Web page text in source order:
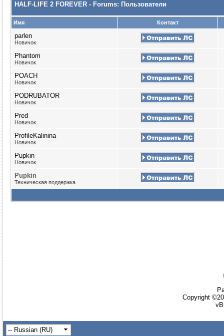
HALF-LIFE 2 FOREVER - Forums: Пользователи
Имя Контакт
parlen
Новичок
Phantom
Новичок
POACH
Новичок
PODRUBATOR
Новичок
Pred
Новичок
ProfileKalinina
Новичок
Pupkin
Новичок
Puрkin
Техническая поддержка
Copyright